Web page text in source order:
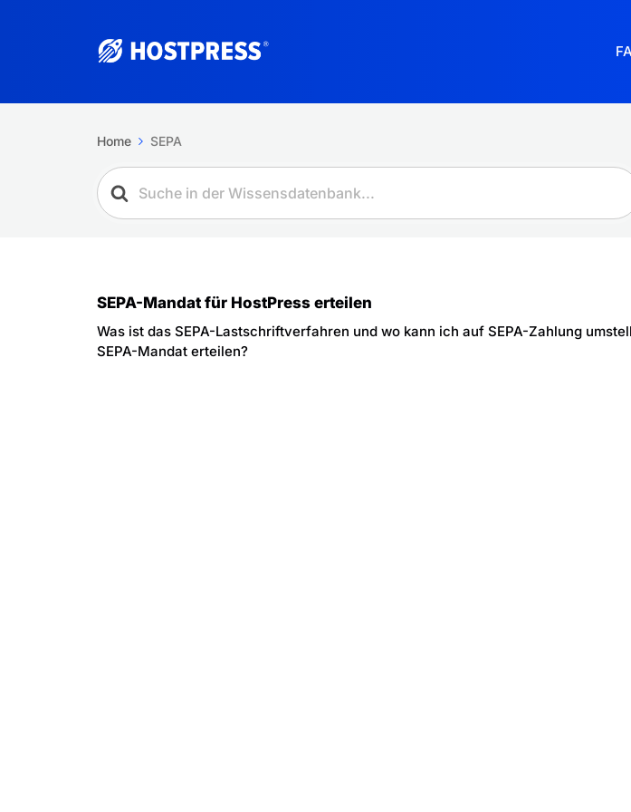
Home SEPA
SEPA-Mandat für HostPress erteilen
Was ist das SEPA-Lastschriftverfahren und wo kann ich auf SEPA-Zahlung
SEPA-Mandat erteilen?